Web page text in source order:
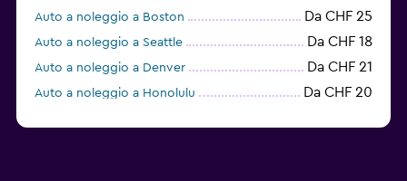
Auto a noleggio a Boston Da CHF 25
Auto a noleggio a Seattle Da CHF 18
Auto a noleggio a Denver Da CHF 21
Auto a noleggio a Honolulu Da CHF 20